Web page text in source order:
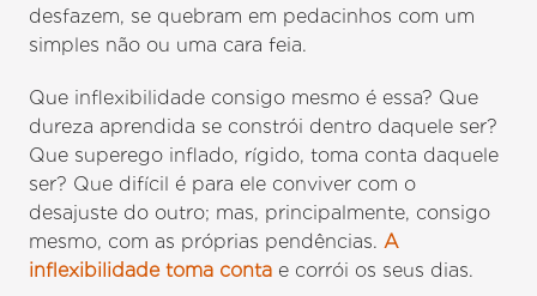
desfazem, se quebram em pedacinhos com um
simples não ou uma cara feia.
Que inflexibilidade consigo mesmo é essa? Que
dureza aprendida se constrói dentro daquele ser?
Que superego inflado, rígido, toma conta daquele
ser? Que difícil é para ele conviver com o
desajuste do outro; mas, principalmente, consigo
mesmo, com as próprias pendências. A
inflexibilidade toma conta e corrói os seus dias.